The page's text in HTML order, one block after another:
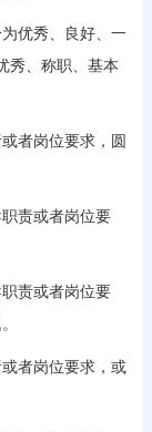
优秀、良好、一
秀、称职、基本
者岗位要求，圆
责或者岗位要
责或者岗位要
者岗位要求，或